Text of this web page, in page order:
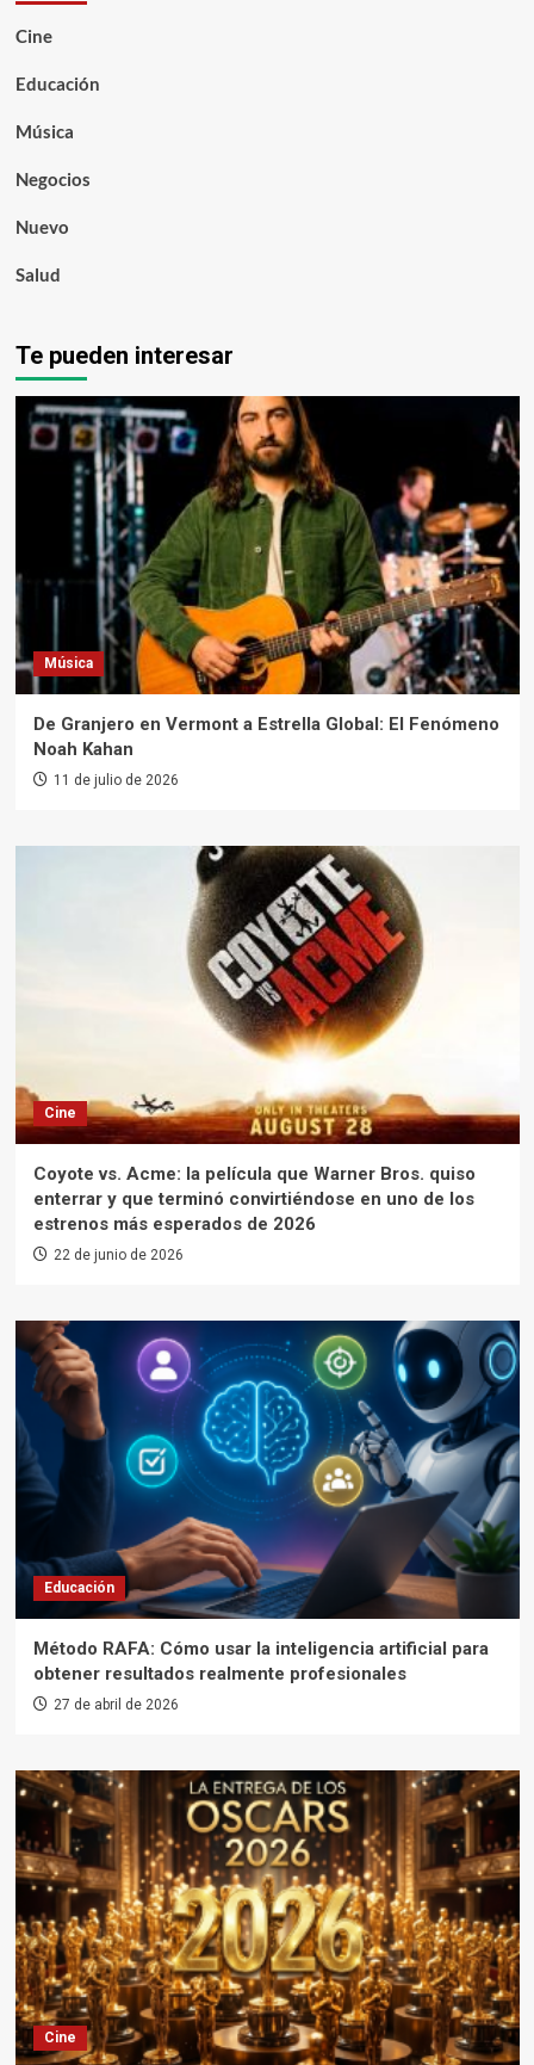
Cine
Educación
Música
Negocios
Nuevo
Salud
Te pueden interesar
Música
De Granjero en Vermont a Estrella Global: El Fenómeno
Noah Kahan
11 de julio de 2026
Cine
Coyote vs. Acme: la película que Warner Bros. quiso
enterrar y que terminó convirtiéndose en uno de los
estrenos más esperados de 2026
22 de junio de 2026
Educación
Método RAFA: Cómo usar la inteligencia artificial para
obtener resultados realmente profesionales
27 de abril de 2026
Cine